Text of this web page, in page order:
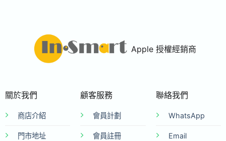
Apple 授權經銷商
關於我們
商店介紹
門市地址
顧客服務
會員計劃
會員註冊
聯絡我們
WhatsApp
Email